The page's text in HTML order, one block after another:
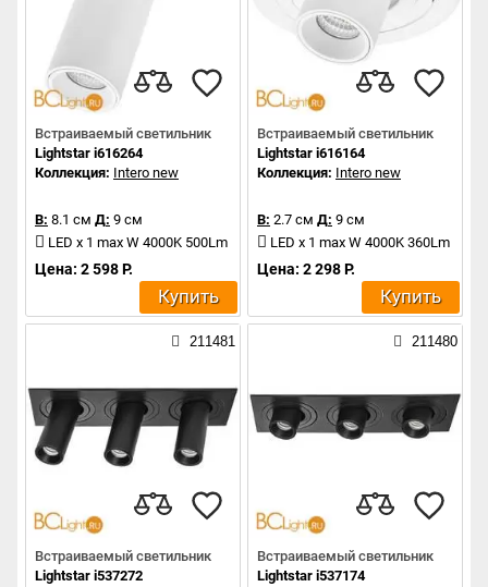
Встраиваемый светильник
Lightstar i616264
Коллекция: Intero new
В: 8.1 см Д: 9 см
LED x 1 max W 4000K 500Lm
Цена: 2 598 Р.
Купить
Встраиваемый светильник
Lightstar i616164
Коллекция: Intero new
В: 2.7 см Д: 9 см
LED x 1 max W 4000K 360Lm
Цена: 2 298 Р.
Купить
211481
Встраиваемый светильник
Lightstar i537272
211480
Встраиваемый светильник
Lightstar i537174